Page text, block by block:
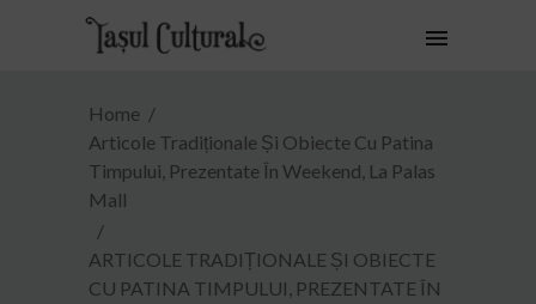
Home
Articole Tradiționale Și Obiecte Cu Patina
Timpului, Prezentate În Weekend, La Palas
Mall
ARTICOLE TRADIȚIONALE ȘI OBIECTE
CU PATINA TIMPULUI, PREZENTATE ÎN